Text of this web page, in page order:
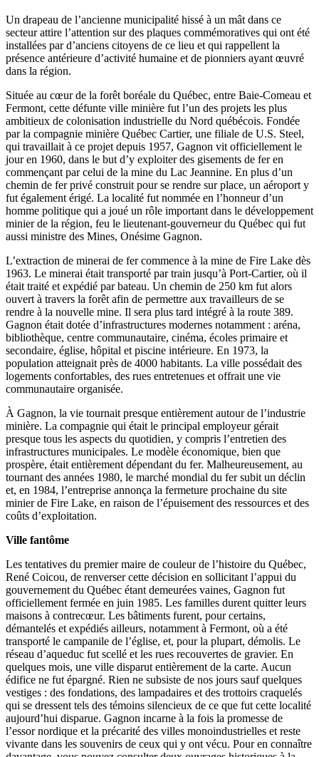
Un drapeau de l’ancienne municipalité hissé à un mât dans ce
secteur attire l’attention sur des plaques commémoratives qui ont été
installées par d’anciens citoyens de ce lieu et qui rappellent la
présence antérieure d’activité humaine et de pionniers ayant œuvré
dans la région.
Située au cœur de la forêt boréale du Québec, entre Baie-Comeau et
Fermont, cette défunte ville minière fut l’un des projets les plus
ambitieux de colonisation industrielle du Nord québécois. Fondée
par la compagnie minière Québec Cartier, une filiale de U.S. Steel,
qui travaillait à ce projet depuis 1957, Gagnon vit officiellement le
jour en 1960, dans le but d’y exploiter des gisements de fer en
commençant par celui de la mine du Lac Jeannine. En plus d’un
chemin de fer privé construit pour se rendre sur place, un aéroport y
fut également érigé. La localité fut nommée en l’honneur d’un
homme politique qui a joué un rôle important dans le développement
minier de la région, feu le lieutenant-gouverneur du Québec qui fut
aussi ministre des Mines, Onésime Gagnon.
L’extraction de minerai de fer commence à la mine de Fire Lake dès
1963. Le minerai était transporté par train jusqu’à Port-Cartier, où il
était traité et expédié par bateau. Un chemin de 250 km fut alors
ouvert à travers la forêt afin de permettre aux travailleurs de se
rendre à la nouvelle mine. Il sera plus tard intégré à la route 389.
Gagnon était dotée d’infrastructures modernes notamment : aréna,
bibliothèque, centre communautaire, cinéma, écoles primaire et
secondaire, église, hôpital et piscine intérieure. En 1973, la
population atteignait près de 4000 habitants. La ville possédait des
logements confortables, des rues entretenues et offrait une vie
communautaire organisée.
À Gagnon, la vie tournait presque entièrement autour de l’industrie
minière. La compagnie qui était le principal employeur gérait
presque tous les aspects du quotidien, y compris l’entretien des
infrastructures municipales. Le modèle économique, bien que
prospère, était entièrement dépendant du fer. Malheureusement, au
tournant des années 1980, le marché mondial du fer subit un déclin
et, en 1984, l’entreprise annonça la fermeture prochaine du site
minier de Fire Lake, en raison de l’épuisement des ressources et des
coûts d’exploitation.
Ville fantôme
Les tentatives du premier maire de couleur de l’histoire du Québec,
René Coicou, de renverser cette décision en sollicitant l’appui du
gouvernement du Québec étant demeurées vaines, Gagnon fut
officiellement fermée en juin 1985. Les familles durent quitter leurs
maisons à contrecœur. Les bâtiments furent, pour certains,
démantelés et expédiés ailleurs, notamment à Fermont, où a été
transporté le campanile de l’église, et, pour la plupart, démolis. Le
réseau d’aqueduc fut scellé et les rues recouvertes de gravier. En
quelques mois, une ville disparut entièrement de la carte. Aucun
édifice ne fut épargné. Rien ne subsiste de nos jours sauf quelques
vestiges : des fondations, des lampadaires et des trottoirs craquelés
qui se dressent tels des témoins silencieux de ce que fut cette localité
aujourd’hui disparue. Gagnon incarne à la fois la promesse de
l’essor nordique et la précarité des villes monoindustrielles et reste
vivante dans les souvenirs de ceux qui y ont vécu. Pour en connaître